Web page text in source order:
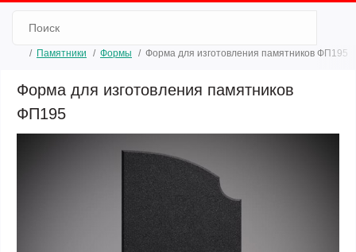
Памятники Формы Форма для изготовления памятников ФП195
Форма для изготовления памятников
ФП195